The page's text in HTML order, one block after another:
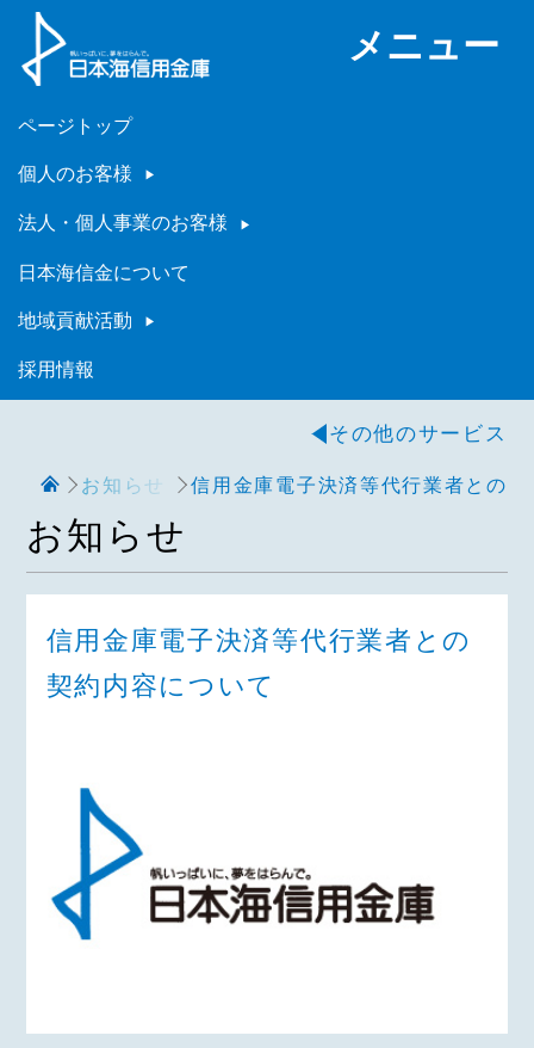
メニュー
ページトップ
個人のお客様
法人・個人事業のお客様
日本海信金について
地域貢献活動
採用情報
その他のサービス
お知らせ 信用金庫電子決済等代行業者との
お知らせ
信用金庫電子決済等代行業者との
契約内容について